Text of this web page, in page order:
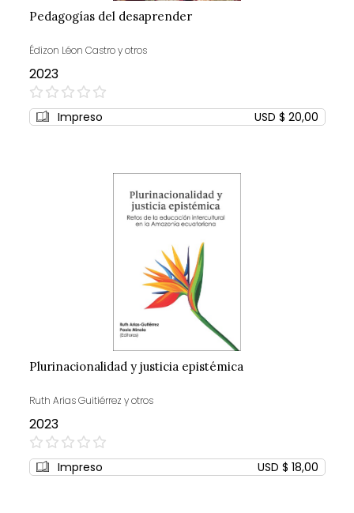
Pedagogías del desaprender
Édizon Léon Castro y otros
2023
0%
Impreso USD $ 20,00
Plurinacionalidad y justicia epistémica
Ruth Arias Guitiérrez y otros
2023
0%
Impreso USD $ 18,00